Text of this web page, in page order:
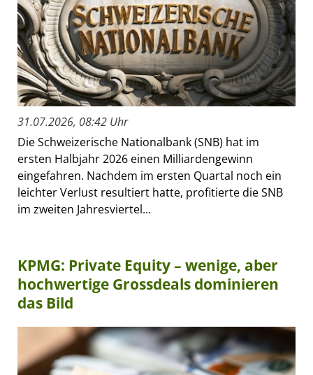
31.07.2026, 08:42 Uhr
Die Schweizerische Nationalbank (SNB) hat im
ersten Halbjahr 2026 einen Milliardengewinn
eingefahren. Nachdem im ersten Quartal noch ein
leichter Verlust resultiert hatte, profitierte die SNB
im zweiten Jahresviertel...
KPMG: Private Equity – wenige, aber
hochwertige Grossdeals dominieren
das Bild